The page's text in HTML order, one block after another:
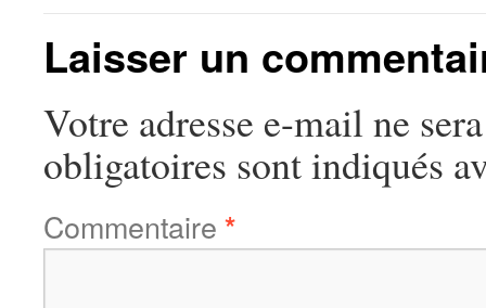
Laisser un
Votre adresse e-mail ne
obligatoires sont indiqués
Commentaire *